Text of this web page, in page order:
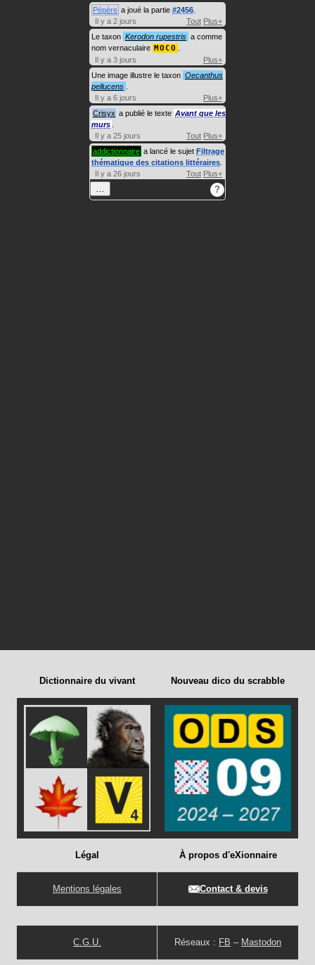
Pépère a joué la partie #2456
Il y a 2 jours
Tout Plus+
Le taxon Kerodon rupestris a comme
nom vernaculaire MOCO
Il y a 3 jours
Plus+
Une image illustre le taxon Oecanthus
pellucens
Il y a 6 jours
Plus+
Crisyx a publié le texte Avant que les
murs
Il y a 25 jours
Tout Plus+
addictionnaire a lancé le sujet Filtrage
thématique des citations littéraires
Il y a 26 jours
Tout Plus+
?
Dictionnaire du vivant Nouveau dico du scrabble
Légal
Mentions légales
C.G.U.
À propos d'eXionnaire
Contact & devis
Réseaux : FB – Mastodon